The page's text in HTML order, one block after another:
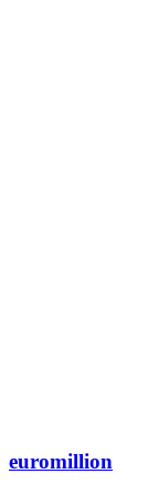
euromillion